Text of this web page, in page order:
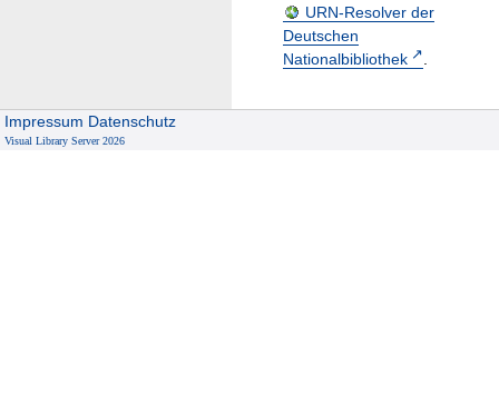
URN-Resolver der
Deutschen
Nationalbibliothek
.
Impressum Datenschutz
Visual Library Server 2026